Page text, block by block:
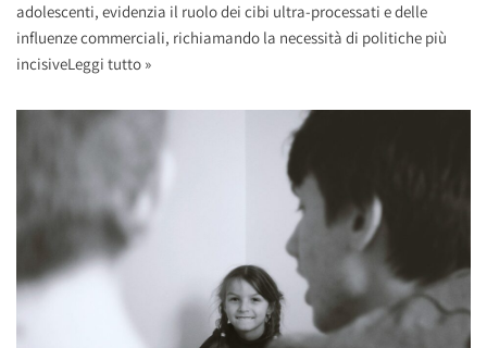
adolescenti, evidenzia il ruolo dei cibi ultra-processati e delle
influenze commerciali, richiamando la necessità di politiche più
incisiveLeggi tutto »